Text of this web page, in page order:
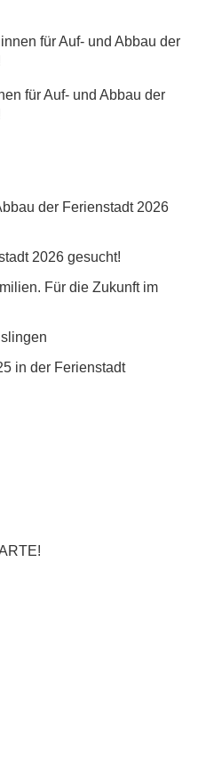
für Auf- und Abbau der
für Auf- und Abbau der
der Ferienstadt 2026
2026 gesucht!
Für die Zukunft im
in der Ferienstadt